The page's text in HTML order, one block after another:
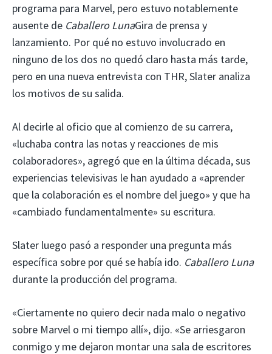
programa para Marvel, pero estuvo notablemente
ausente de Caballero LunaGira de prensa y
lanzamiento. Por qué no estuvo involucrado en
ninguno de los dos no quedó claro hasta más tarde,
pero en una nueva entrevista con THR, Slater analiza
los motivos de su salida.
Al decirle al oficio que al comienzo de su carrera,
«luchaba contra las notas y reacciones de mis
colaboradores», agregó que en la última década, sus
experiencias televisivas le han ayudado a «aprender
que la colaboración es el nombre del juego» y que ha
«cambiado fundamentalmente» su escritura.
Slater luego pasó a responder una pregunta más
específica sobre por qué se había ido. Caballero Luna
durante la producción del programa.
«Ciertamente no quiero decir nada malo o negativo
sobre Marvel o mi tiempo allí», dijo. «Se arriesgaron
conmigo y me dejaron montar una sala de escritores